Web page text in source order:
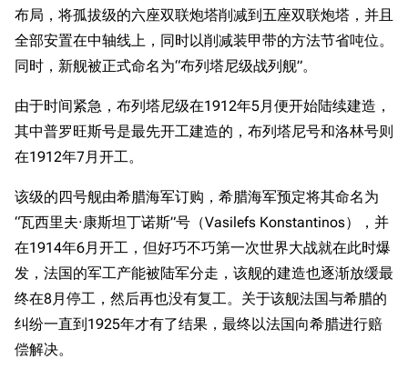
布局，将孤拔级的六座双联炮塔削减到五座双联炮塔，并且
全部安置在中轴线上，同时以削减装甲带的方法节省吨位。
同时，新舰被正式命名为“布列塔尼级战列舰”。
由于时间紧急，布列塔尼级在1912年5月便开始陆续建造，
其中普罗旺斯号是最先开工建造的，布列塔尼号和洛林号则
在1912年7月开工。
该级的四号舰由希腊海军订购，希腊海军预定将其命名为
“瓦西里夫·康斯坦丁诺斯”号（Vasilefs Konstantinos），并
在1914年6月开工，但好巧不巧第一次世界大战就在此时爆
发，法国的军工产能被陆军分走，该舰的建造也逐渐放缓最
终在8月停工，然后再也没有复工。关于该舰法国与希腊的
纠纷一直到1925年才有了结果，最终以法国向希腊进行赔
偿解决。